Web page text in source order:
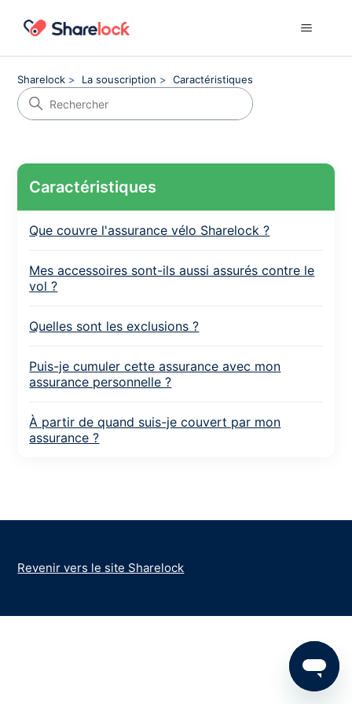
Sharelock La souscription Caractéristiques
Caractéristiques
Que couvre l'assurance vélo Sharelock ?
Mes accessoires sont-ils aussi assurés contre le
vol ?
Quelles sont les exclusions ?
Puis-je cumuler cette assurance avec mon
assurance personnelle ?
À partir de quand suis-je couvert par mon
assurance ?
Revenir vers le site Sharelock